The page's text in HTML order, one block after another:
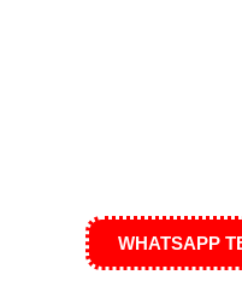
WHATSAPP